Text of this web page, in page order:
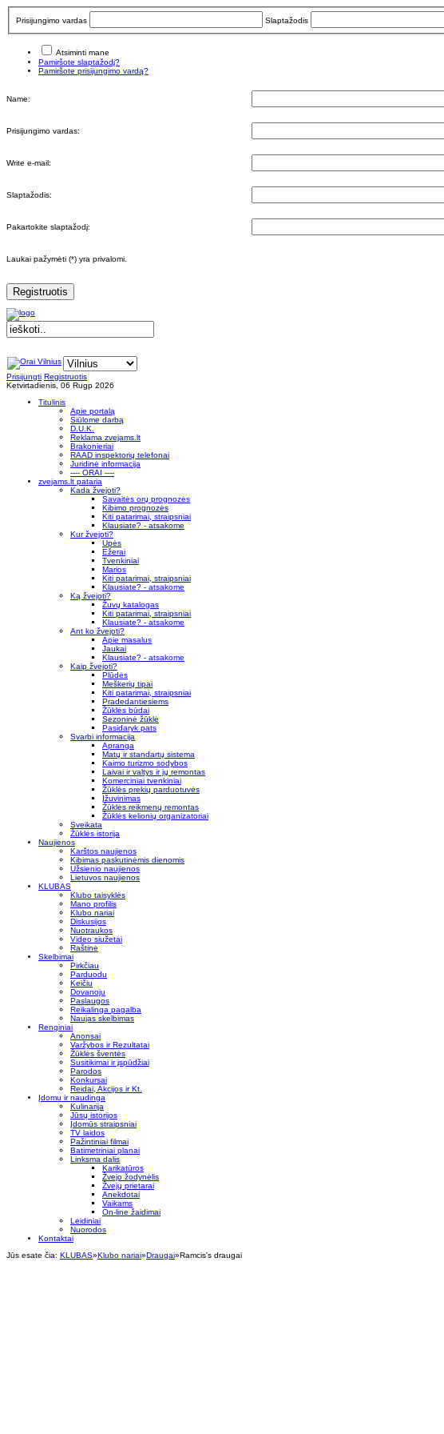
Prisijungimo vardas Slaptažodis
Atsiminti mane
Pamiršote slaptažodį?
Pamiršote prisijungimo vardą?
Name:
Prisijungimo vardas:
Write e-mail:
Slaptažodis:
Pakartokite slaptažodį:
Laukai pažymėti (*) yra privalomi.
Registruotis
Prisijungti Registruotis
Ketvirtadienis, 06 Rugp 2026
Titulinis
Apie portalą
Siūlome darbą
D.U.K.
Reklama zvejams.lt
Brakonieriai
RAAD inspektorių telefonai
Juridinė informacija
---- ORAI ----
zvejams.lt pataria
Kada žvejoti?
Savaitės orų prognozės
Kibimo prognozės
Kiti patarimai, straipsniai
Klausiate? - atsakome
Kur žvejoti?
Upės
Ežerai
Tvenkiniai
Marios
Kiti patarimai, straipsniai
Klausiate? - atsakome
Ką žvejoti?
Žuvų katalogas
Kiti patarimai, straipsniai
Klausiate? - atsakome
Ant ko žvejoti?
Apie masalus
Jaukai
Klausiate? - atsakome
Kaip žvejoti?
Plūdės
Meškerių tipai
Kiti patarimai, straipsniai
Pradedantiesiems
Žūklės būdai
Sezoninė žūklė
Pasidaryk pats
Svarbi informacija
Apranga
Matų ir standartų sistema
Kaimo turizmo sodybos
Laivai ir valtys ir jų remontas
Komerciniai tvenkiniai
Žūklės prekių parduotuvės
Įžuvinimas
Žūklės reikmenų remontas
Žūklės kelionių organizatoriai
Sveikata
Žūklės istorija
Naujienos
Karštos naujienos
Kibimas paskutinėmis dienomis
Užsienio naujienos
Lietuvos naujienos
KLUBAS
Klubo taisyklės
Mano profilis
Klubo nariai
Diskusijos
Nuotraukos
Video siužetai
Raštinė
Skelbimai
Pirkčiau
Parduodu
Keičiu
Dovanoju
Paslaugos
Reikalinga pagalba
Naujas skelbimas
Renginiai
Anonsai
Varžybos ir Rezultatai
Žūklės šventės
Susitikimai ir įspūdžiai
Parodos
Konkursai
Reidai, Akcijos ir Kt.
Įdomu ir naudinga
Kulinarija
Jūsų istorijos
Įdomūs straipsniai
TV laidos
Pažintiniai filmai
Batimetriniai planai
Linksma dalis
Karikatūros
Žvejo žodynėlis
Žvejų prietarai
Anekdotai
Vaikams
On-line žaidimai
Leidiniai
Nuorodos
Kontaktai
Jūs esate čia: KLUBAS»Klubo nariai»Draugai»Ramcis's draugai